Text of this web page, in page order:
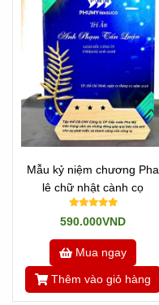
Mẫu kỷ niệm chương Pha
lê chữ nhật cành cọ
590.000VND
Mua ngay
Thêm vào giỏ hàng